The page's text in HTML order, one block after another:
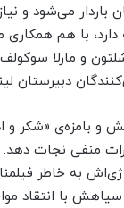
می‌شود و نیاز
با هم همکاری
شلتون و مارلا
دبیرستان
و بامزه‌ی «شکر و
منفی نجات دهد.
به‌ خاطر
سیاهش با انتقاد